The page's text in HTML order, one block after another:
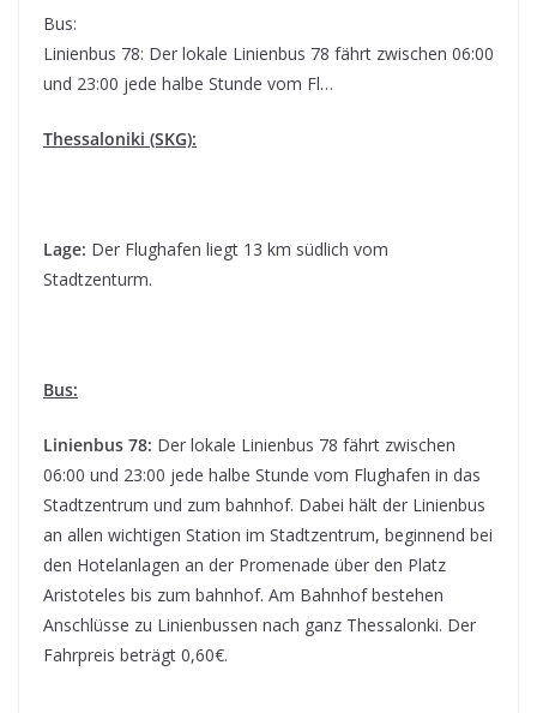
Bus:
Linienbus 78: Der lokale Linienbus 78 fährt zwischen 06:00
und 23:00 jede halbe Stunde vom Fl…
Thessaloniki (SKG):
Lage: Der Flughafen liegt 13 km südlich vom
Stadtzenturm.
Bus:
Linienbus 78: Der lokale Linienbus 78 fährt zwischen
06:00 und 23:00 jede halbe Stunde vom Flughafen in das
Stadtzentrum und zum bahnhof. Dabei hält der Linienbus
an allen wichtigen Station im Stadtzentrum, beginnend bei
den Hotelanlagen an der Promenade über den Platz
Aristoteles bis zum bahnhof. Am Bahnhof bestehen
Anschlüsse zu Linienbussen nach ganz Thessalonki. Der
Fahrpreis beträgt 0,60€.